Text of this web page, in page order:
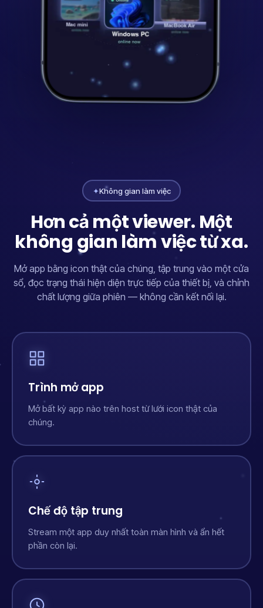
✦Không gian làm việc
Hơn cả một viewer. Một
không gian làm việc từ xa.
Mở app bằng icon thật của chúng, tập trung vào một cửa
sổ, đọc trạng thái hiện diện trực tiếp của thiết bị, và chỉnh
chất lượng giữa phiên — không cần kết nối lại.
Trình mở app
Mở bất kỳ app nào trên host từ lưới icon thật của
chúng.
Chế độ tập trung
Stream một app duy nhất toàn màn hình và ẩn hết
phần còn lại.